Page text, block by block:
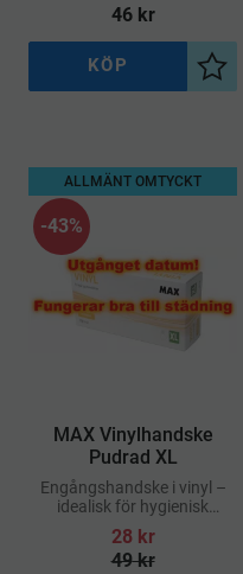
46kr
KÖP
​MAX Vinylhandske
Pudrad XL
Engångshandske i vinyl –
idealisk för hygienisk
hantering i vård, kök och
städmiljöer
28kr
49kr
43%
ALLMÄNT OMTYCKT